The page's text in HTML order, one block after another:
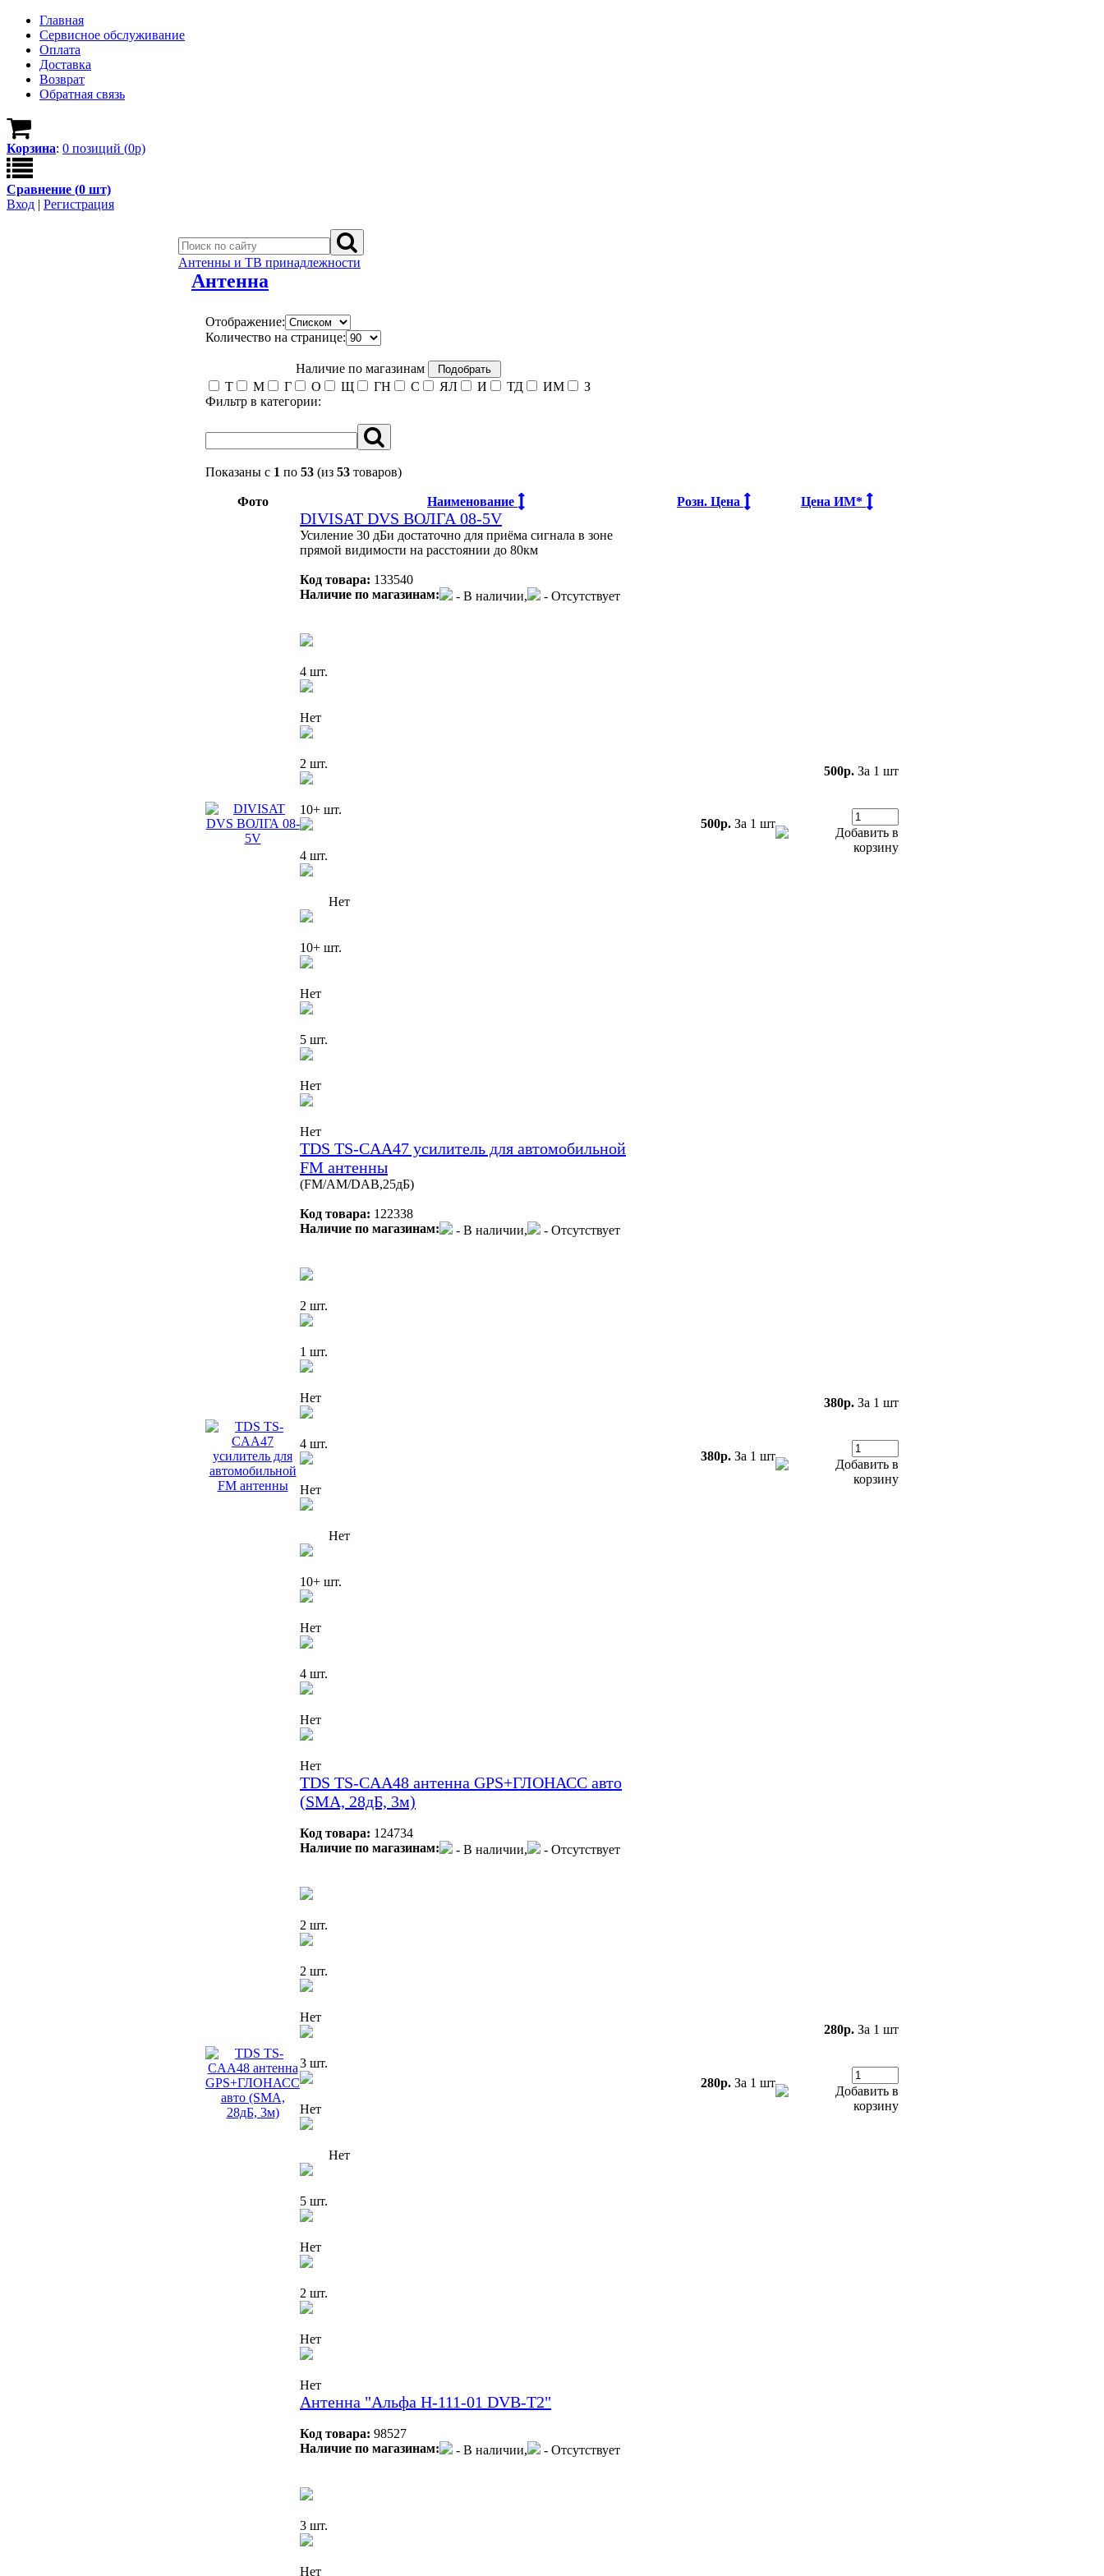
Главная
Сервисное обслуживание
Оплата
Доставка
Возврат
Обратная связь
Корзина: 0 позиций (0р)
Сравнение (0 шт)
Вход | Регистрация
Антенны и ТВ принадлежности
Антенна
Отображение:
Количество на странице:
Наличие по магазинам
Т
М Г О Щ ГН С ЯЛ И ТД ИМ
З
Фильтр в категории:
Показаны с 1 по 53 (из 53 товаров)
Фото Наименование Розн. Цена Цена ИМ*
DIVISAT DVS ВОЛГА 08-5V
Усиление 30 дБи достаточно для приёма сигнала в зоне
прямой видимости на расстоянии до 80км
Код товара: 133540
Наличие по магазинам:
- В наличии, - Отсутствует
4 шт.
Нет
2 шт.
10+ шт.
4 шт.
Нет
10+ шт.
Нет
5 шт.
Нет
Нет
500р. За 1 шт
500р. За 1 шт
TDS TS-CAA47 усилитель для автомобильной
FM антенны
(FM/AM/DAB,25дБ)
Код товара: 122338
Наличие по магазинам:
- В наличии, - Отсутствует
2 шт.
1 шт.
Нет
4 шт.
Нет
Нет
10+ шт.
Нет
4 шт.
Нет
Нет
380р. За 1 шт
380р. За 1 шт
TDS TS-CAA48 антенна GPS+ГЛОНАСС авто
(SMA, 28дБ, 3м)
Код товара: 124734
Наличие по магазинам:
- В наличии, - Отсутствует
2 шт.
2 шт.
Нет
3 шт.
Нет
Нет
5 шт.
Нет
2 шт.
Нет
Нет
280р. За 1 шт
280р. За 1 шт
Антенна "Альфа Н-111-01 DVB-T2"
Код товара: 98527
Наличие по магазинам:
- В наличии, - Отсутствует
3 шт.
Нет